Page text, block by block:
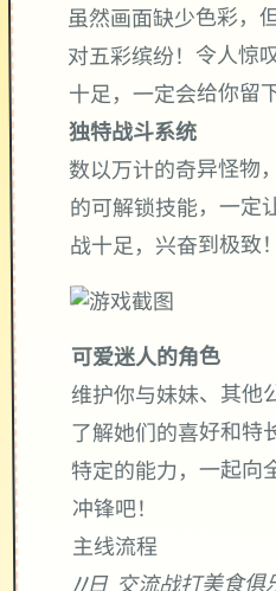
虽然画面缺少色彩，
对五彩缤纷！令人惊
十足，一定会给你留
独特战斗系统
数以万计的奇异怪物
的可解锁技能，一定
战十足，兴奋到极致！
可爱迷人的角色
维护你与妹妹、其他
了解她们的喜好和特
特定的能力，一起向
冲锋吧！
主线流程